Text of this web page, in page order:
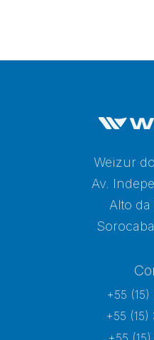
Weizur
Av.
Alto da
+55
+55